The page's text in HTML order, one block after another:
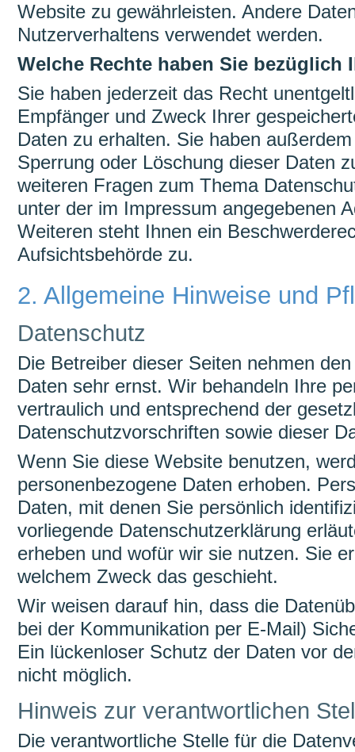
Website zu gewährleisten. Andere
Nutzerverhaltens verwendet werden.
Welche Rechte haben Sie bezüglich
Sie haben jederzeit das Recht
Empfänger und Zweck Ihrer
Daten zu erhalten. Sie haben
Sperrung oder Löschung dieser Daten
weiteren Fragen zum Thema
unter der im Impressum angegebenen
Weiteren steht Ihnen ein
Aufsichtsbehörde zu.
2. Allgemeine Hinweise und
Datenschutz
Die Betreiber dieser Seiten nehmen
Daten sehr ernst. Wir behandeln Ihre
vertraulich und entsprechend der
Datenschutzvorschriften sowie dieser
Wenn Sie diese Website benutzen,
personenbezogene Daten erhoben.
Daten, mit denen Sie persönlich
vorliegende Datenschutzerklärung
erheben und wofür wir sie nutzen. Sie
welchem Zweck das geschieht.
Wir weisen darauf hin, dass die
bei der Kommunikation per E-Mail)
Ein lückenloser Schutz der Daten vor
nicht möglich.
Hinweis zur verantwortlichen
Die verantwortliche Stelle für die